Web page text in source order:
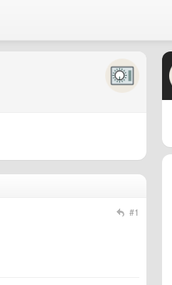
#1